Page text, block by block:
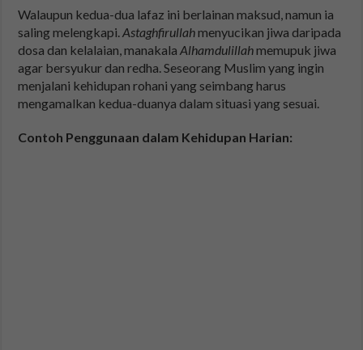
Walaupun kedua-dua lafaz ini berlainan maksud, namun ia
saling melengkapi.Astaghfirullahmenyucikan jiwa daripada
dosa dan kelalaian, manakalaAlhamdulillahmemupuk jiwa
agar bersyukur dan redha. Seseorang Muslim yang ingin
menjalani kehidupan rohani yang seimbang harus
mengamalkan kedua-duanya dalam situasi yang sesuai.
Contoh Penggunaan dalam Kehidupan Harian: